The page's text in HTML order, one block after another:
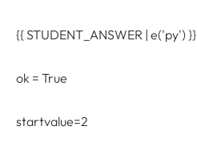
{{ STUDENT_ANSWER | e('py') }}
ok = True
startvalue=2